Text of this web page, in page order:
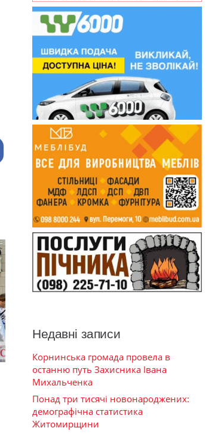
Недавні записи
Корнинська громада провела в
останню путь Захисника Івана
Михальченка
Понад три тисячі новонароджених:
демографічна статистика
Житомирщини